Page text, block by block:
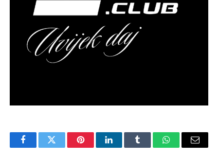
FacebookTwitter PinterestLinkedInTumblr WhatsAppEmail